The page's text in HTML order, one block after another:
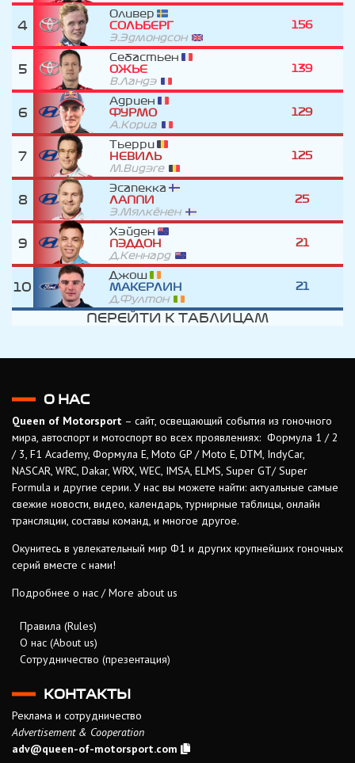
4
Оливер
СОЛЬБЕРГ
Э.Эдмондсон
156
5
Себастьен
ОЖЬЕ
В.Ландэ
139
6
Адриен
ФУРМО
А.Кориа
129
7
Тьерри
НЕВИЛЬ
М.Видэге
125
8
Эсапекка
ЛАППИ
Э.Мялкёнен
25
9
Хэйден
ПЭДДОН
Д.Кеннард
21
10
Джош
МАКЕРЛИН
Д.Фултон
21
ПЕРЕЙТИ К ТАБЛИЦАМ
О НАС
Queen of Motorsport – сайт, освещающий события из гоночного
мира, автоспорт и мотоспорт во всех проявлениях: Формула 1 / 2
/ 3, F1 Academy, Формула Е, Moto GP / Moto E, DTM, IndyCar,
NASCAR, WRC, Dakar, WRX, WEC, IMSA, ELMS, Super GT/ Super
Formula и другие серии. У нас вы можете найти: актуальные самые
свежие новости, видео, календарь, турнирные таблицы, онлайн
трансляции, составы команд, и многое другое.
Окунитесь в увлекательный мир Ф1 и других крупнейших гоночных
серий вместе с нами!
Подробнее о нас / More about us
Правила (Rules)
О нас (About us)
Сотрудничество (презентация)
КОНТАКТЫ
Реклама и сотрудничество
Advertisement & Cooperation
adv@queen-of-motorsport.com